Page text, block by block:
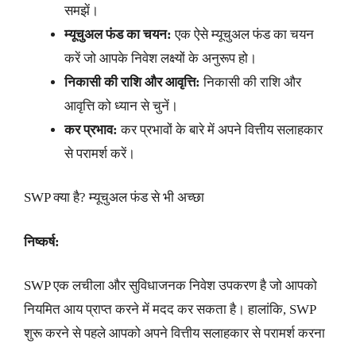
समझें।
म्यूचुअल फंड का चयन: एक ऐसे म्यूचुअल फंड का चयन
करें जो आपके निवेश लक्ष्यों के अनुरूप हो।
निकासी की राशि और आवृत्ति: निकासी की राशि और
आवृत्ति को ध्यान से चुनें।
कर प्रभाव: कर प्रभावों के बारे में अपने वित्तीय सलाहकार
से परामर्श करें।
SWP क्या है? म्यूचुअल फंड से भी अच्छा
निष्कर्ष:
SWP एक लचीला और सुविधाजनक निवेश उपकरण है जो आपको
नियमित आय प्राप्त करने में मदद कर सकता है। हालांकि, SWP
शुरू करने से पहले आपको अपने वित्तीय सलाहकार से परामर्श करना